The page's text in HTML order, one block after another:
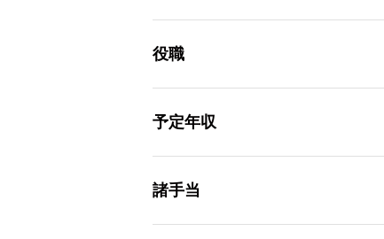
役職
予定年収
諸手当